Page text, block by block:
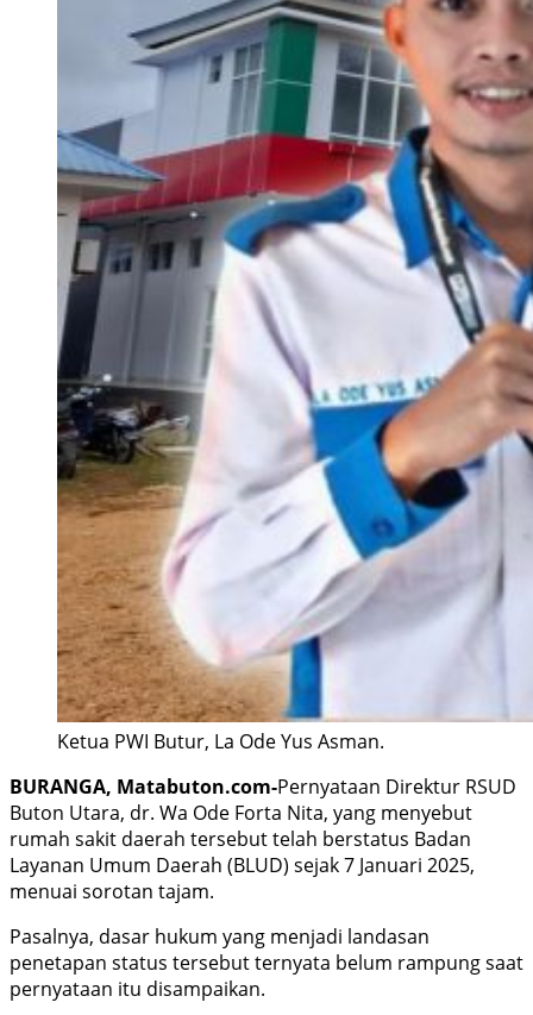
Ketua PWI Butur, La Ode Yus Asman.
BURANGA, Matabuton.com-Pernyataan Direktur RSUD
Buton Utara, dr. Wa Ode Forta Nita, yang menyebut
rumah sakit daerah tersebut telah berstatus Badan
Layanan Umum Daerah (BLUD) sejak 7 Januari 2025,
menuai sorotan tajam.
Pasalnya, dasar hukum yang menjadi landasan
penetapan status tersebut ternyata belum rampung saat
pernyataan itu disampaikan.